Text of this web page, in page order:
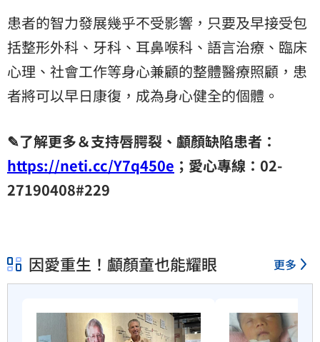
患者的智力發展幾乎不受影響，只要及早接受包
括整形外科、牙科、耳鼻喉科、語言治療、臨床
心理、社會工作等身心兼顧的整體醫療照顧，患
者將可以早日康復，成為身心健全的個體。
✎了解更多＆支持唇腭裂、顱顏缺陷患者：
https://neti.cc/Y7q450e ；愛心專線：02-
27190408#229
因愛重生！顱顏童也能耀眼 更多